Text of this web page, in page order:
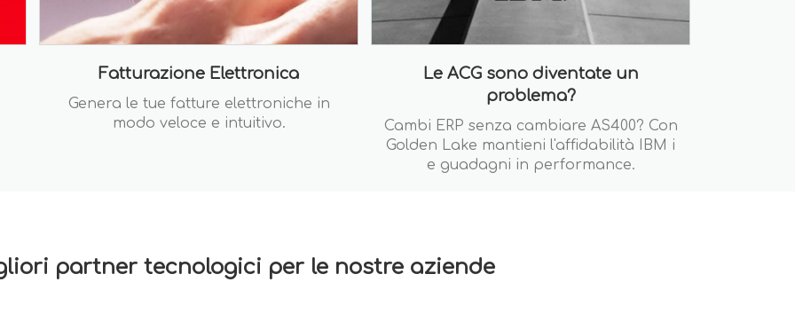
Fatturazione Elettronica
Genera le tue fatture elettroniche in
modo veloce e intuitivo.
Le ACG sono diventate un
problema?
Cambi ERP senza cambiare AS400? Con
Golden Lake mantieni l'affidabilità IBM i
e guadagni in performance.
partner tecnologici per le nostre aziende